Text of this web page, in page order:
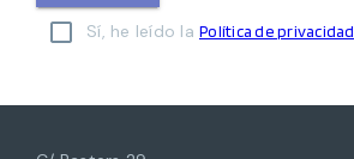
Sí, he leído la Política de privacidad